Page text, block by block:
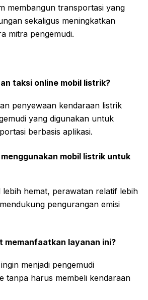
membangun transportasi yang
sekaligus meningkatkan
mitra pengemudi.
taksi online mobil listrik?
penyewaan kendaraan listrik
yang digunakan untuk
berbasis aplikasi.
mobil listrik untuk
lebih hemat, perawatan relatif lebih
pengurangan emisi
memanfaatkan layanan ini?
menjadi pengemudi
tanpa harus membeli kendaraan